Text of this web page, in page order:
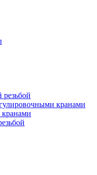
резьбой
кранами
кранами